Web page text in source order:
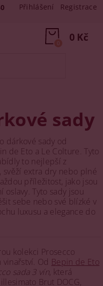
Přihlášení Registrace
0 Kč
0
sady
dárkové sady od
de Eto a Le Colture. Tyto
to nejlepší z
extra dry nebo plné
příležitost, jako jsou
oslavy. Tyto sady jsou
sebe nebo své blízké v
luxusu a elegance do
kolekci Prosecco
Od Bepin de Eto
sada 3 vín, která
Brut DOCG,